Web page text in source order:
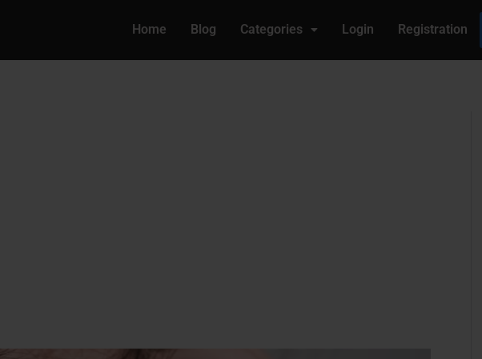
Home Blog Categories Login Registration